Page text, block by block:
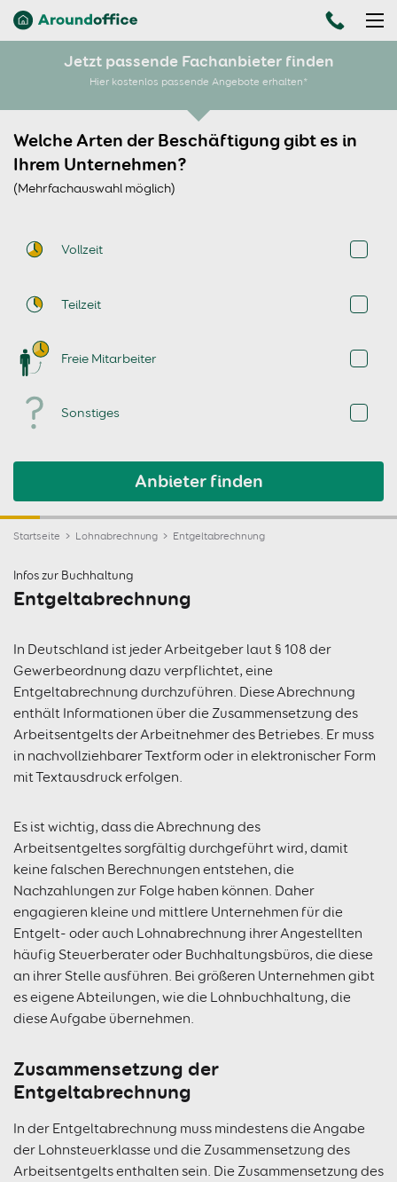
Jetzt passende Fachanbieter finden
Hier kostenlos passende Angebote erhalten*
Welche Arten der Beschäftigung gibt es in
Ihrem Unternehmen?
(Mehrfachauswahl möglich)
Vollzeit
Teilzeit
Freie Mitarbeiter
Sonstiges
Anbieter finden
Startseite Lohnabrechnung Entgeltabrechnung
Infos zur Buchhaltung
Entgeltabrechnung
In Deutschland ist jeder Arbeitgeber laut § 108 der
Gewerbeordnung dazu verpflichtet, eine
Entgeltabrechnung durchzuführen. Diese Abrechnung
enthält Informationen über die Zusammensetzung des
Arbeitsentgelts der Arbeitnehmer des Betriebes. Er muss
in nachvollziehbarer Textform oder in elektronischer Form
mit Textausdruck erfolgen.
Es ist wichtig, dass die Abrechnung des
Arbeitsentgeltes sorgfältig durchgeführt wird, damit
keine falschen Berechnungen entstehen, die
Nachzahlungen zur Folge haben können. Daher
engagieren kleine und mittlere Unternehmen für die
Entgelt- oder auch Lohnabrechnung ihrer Angestellten
häufig Steuerberater oder Buchhaltungsbüros, die diese
an ihrer Stelle ausführen. Bei größeren Unternehmen gibt
es eigene Abteilungen, wie die Lohnbuchhaltung, die
diese Aufgabe übernehmen.
Zusammensetzung der
Entgeltabrechnung
In der Entgeltabrechnung muss mindestens die Angabe
der Lohnsteuerklasse und die Zusammensetzung des
Arbeitsentgelts enthalten sein. Die Zusammensetzung des